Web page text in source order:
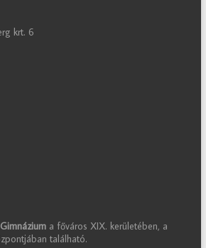
krt. 6
a főváros XIX. kerületében, a
található.